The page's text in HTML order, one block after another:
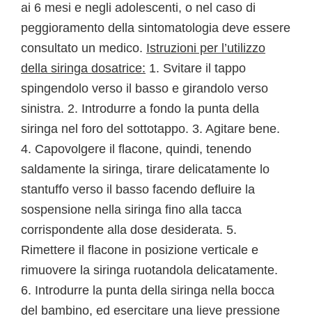
ai 6 mesi e negli adolescenti, o nel caso di
peggioramento della sintomatologia deve essere
consultato un medico. Istruzioni per l’utilizzo
della siringa dosatrice: 1. Svitare il tappo
spingendolo verso il basso e girandolo verso
sinistra. 2. Introdurre a fondo la punta della
siringa nel foro del sottotappo. 3. Agitare bene.
4. Capovolgere il flacone, quindi, tenendo
saldamente la siringa, tirare delicatamente lo
stantuffo verso il basso facendo defluire la
sospensione nella siringa fino alla tacca
corrispondente alla dose desiderata. 5.
Rimettere il flacone in posizione verticale e
rimuovere la siringa ruotandola delicatamente.
6. Introdurre la punta della siringa nella bocca
del bambino, ed esercitare una lieve pressione